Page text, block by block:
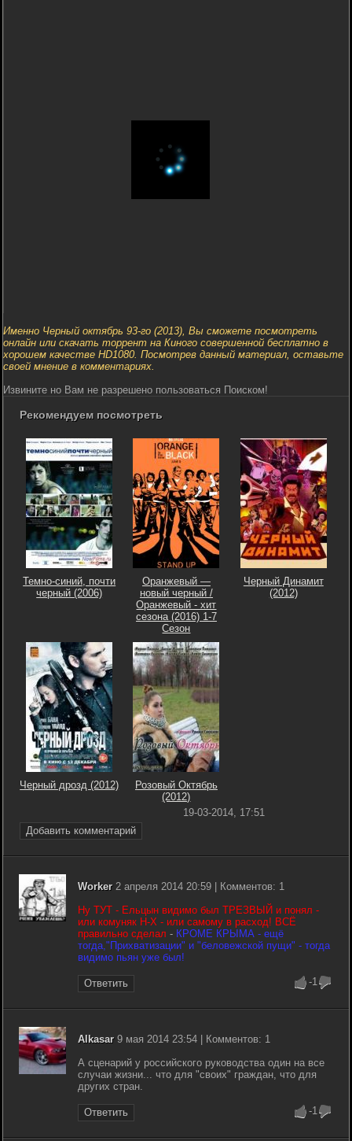
Именно Черный октябрь 93-го (2013), Вы сможете посмотреть
онлайн или скачать торрент на Киного совершенной бесплатно в
хорошем качестве HD1080. Посмотрев данный материал, оставьте
своей мнение в комментариях.
Извините но Вам не разрешено пользоваться Поиском!
Рекомендуем посмотреть
Темно-синий, почти
черный (2006)
Оранжевый —
новый черный /
Оранжевый - хит
сезона (2016) 1-7
Сезон
Черный Динамит
(2012)
Черный дрозд (2012)
Розовый Октябрь
(2012)
Добавить комментарий
19-03-2014, 17:51
Worker2 апреля 2014 20:59 | Комментов: 1
Ну ТУТ - Ельцын видимо был ТРЕЗВЫЙ и понял -
или комуняк Н-Х - или самому в расход! ВСЁ
правильно сделал - КРОМЕ КРЫМА - ещё
тогда,"Прихватизации" и "беловежской пущи" - тогда
видимо пьян уже был!
Ответить -1
Alkasar9 мая 2014 23:54 | Комментов: 1
А сценарий у российского руководства один на все
случаи жизни... что для "своих" граждан, что для
других стран.
Ответить -1